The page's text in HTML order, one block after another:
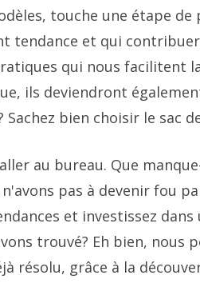
touche une étape de
tendance et qui
qui nous facilitent
ils deviendront
bien choisir le sac
au bureau. Que
pas à devenir fou
et investissez dans
trouvé? Eh bien, nous
résolu, grâce à la